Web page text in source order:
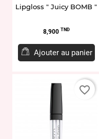
Lipgloss " Juicy BOMB "
Prix
8,900 TND
Ajouter au panier
favorite_border